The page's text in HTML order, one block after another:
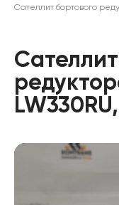
Сателлит бортового